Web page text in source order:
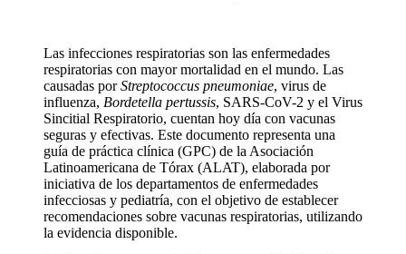
Las infecciones respiratorias son las enfermedades
respiratorias con mayor mortalidad en el mundo. Las
causadas porStreptococcus pneumoniae, virus de
influenza, Bordetella pertussis, SARS-CoV-2 y el Virus
Sincitial Respiratorio, cuentan hoy día con vacunas
seguras y efectivas. Este documento representa una
guía de práctica clínica (GPC) de la Asociación
Latinoamericana de Tórax (ALAT), elaborada por
iniciativa de los departamentos de enfermedades
infecciosas y pediatría, con el objetivo de establecer
recomendaciones sobre vacunas respiratorias, utilizando
la evidencia disponible.